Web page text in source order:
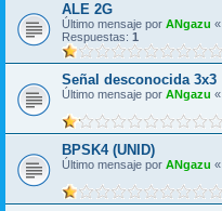
ALE 2G
Último mensaje por ANgazu «
Respuestas: 1
Señal desconocida 3x3
Último mensaje por ANgazu «
BPSK4 (UNID)
Último mensaje por ANgazu «